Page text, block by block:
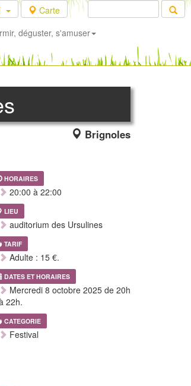
Carte
déguster, s'amuser
Brignoles
HORAIRES
20:00 à 22:00
LIEU
auditorium des Ursulines
TARIF
Adulte : 15 €.
DATES ET HORAIRES
Mercredi 8 octobre 2025 de 20h
22h.
CATEGORIE
Festival